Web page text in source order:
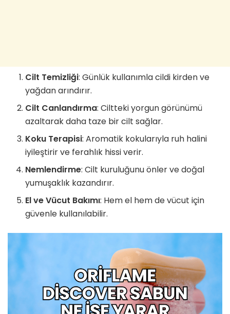
Cilt Temizliği: Günlük kullanımla cildi kirden ve
yağdan arındırır.
Cilt Canlandırma: Ciltteki yorgun görünümü
azaltarak daha taze bir cilt sağlar.
Koku Terapisi: Aromatik kokularıyla ruh halini
iyileştirir ve ferahlık hissi verir.
Nemlendirme: Cilt kuruluğunu önler ve doğal
yumuşaklık kazandırır.
El ve Vücut Bakımı: Hem el hem de vücut için
güvenle kullanılabilir.